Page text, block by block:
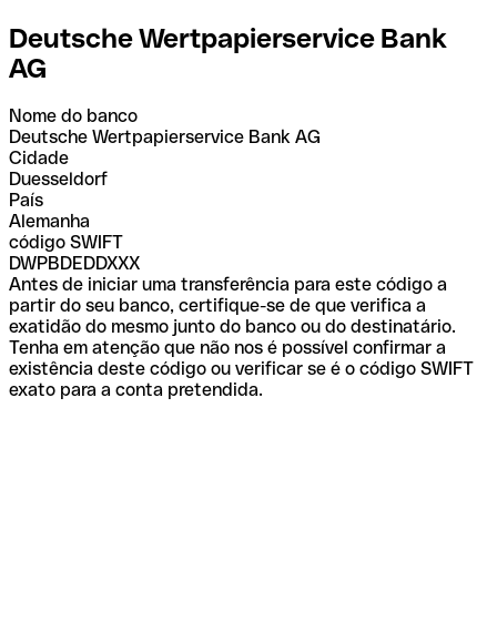
Deutsche Wertpapierservice Bank
AG
Nome do banco
Deutsche Wertpapierservice Bank AG
Cidade
Duesseldorf
País
Alemanha
código SWIFT
DWPBDEDDXXX
Antes de iniciar uma transferência para este código a
partir do seu banco, certifique-se de que verifica a
exatidão do mesmo junto do banco ou do destinatário.
Tenha em atenção que não nos é possível confirmar a
existência deste código ou verificar se é o código SWIFT
exato para a conta pretendida.